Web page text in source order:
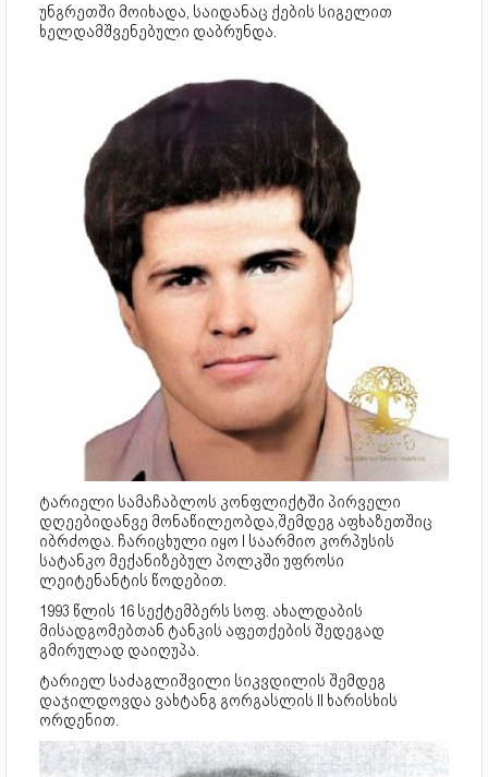
უნგრეთში მოიხადა, საიდანაც ქების სიგელით
ხელდამშვენებული დაბრუნდა.
ტარიელი სამაჩაბლოს კონფლიქტში პირველი
დღეებიდანვე მონაწილეობდა,შემდეგ აფხაზეთშიც
იბრძოდა. ჩარიცხული იყო I საარმიო კორპუსის
სატანკო მექანიზებულ პოლკში უფროსი
ლეიტენანტის წოდებით.
1993 წლის 16 სექტემბერს სოფ. ახალდაბის
მისადგომებთან ტანკის აფეთქების შედეგად
გმირულად დაიღუპა.
ტარიელ საძაგლიშვილი სიკვდილის შემდეგ
დაჯილდოვდა ვახტანგ გორგასლის II ხარისხის
ორდენით.